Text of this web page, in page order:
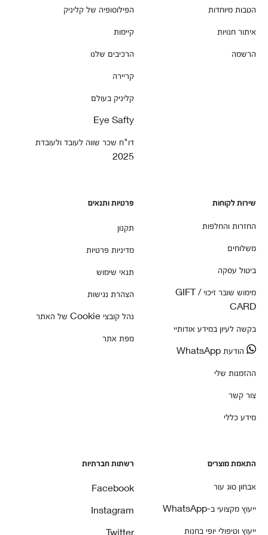
הטבות מיוחדות
איתור חנויות
הרשמה
הפילוסופיה של קליניק
קיימות
הרכיבים שלנו
קריירה
קליניק בעולם
Eye Safty
דו"ח שכר שווה לעובד ולעובדת
2025
שירות לקוחות
החזרות והחלפות
משלוחים
ביטול עסקה
מימוש שובר זיכוי / GIFT
CARD
בקשה לעיון במידע אודותיי
הודעת WhatsApp
ההזמנות שלי
צור קשר
מידע כללי
פרטיות ותנאים
תקנון
מדיניות פרטיות
תנאי שימוש
הצהרת נגישות
נהל קובצי Cookie של האתר
מפת אתר
התאמת מוצרים
אבחון סוג עור
ייעוץ מקצועי ב-WhatsApp
ייעוץ וטיפולי יופי בחנות
רשתות חברתיות
Facebook
Instagram
Twitter